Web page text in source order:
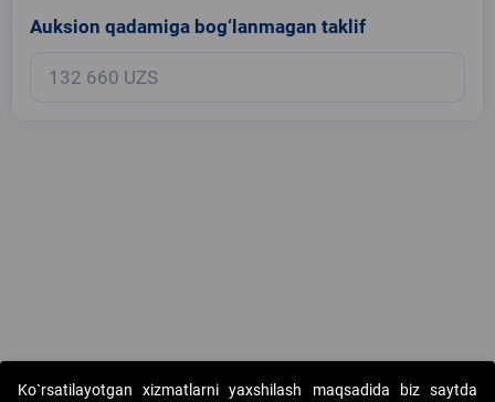
Auksion qadamiga bog‘lanmagan taklif
Copyright © 2017-2026. "Elektron onlayn-auksionlarni tashkil etish"
Ko`rsatilayotgan xizmatlarni yaxshilash maqsadida biz saytda